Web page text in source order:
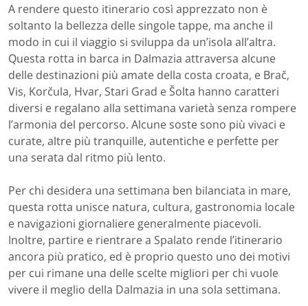
A rendere questo itinerario così apprezzato non è
soltanto la bellezza delle singole tappe, ma anche il
modo in cui il viaggio si sviluppa da un’isola all’altra.
Questa rotta in barca in Dalmazia attraversa alcune
delle destinazioni più amate della costa croata, e Brač,
Vis, Korčula, Hvar, Stari Grad e Šolta hanno caratteri
diversi e regalano alla settimana varietà senza rompere
l’armonia del percorso. Alcune soste sono più vivaci e
curate, altre più tranquille, autentiche e perfette per
una serata dal ritmo più lento.
Per chi desidera una settimana ben bilanciata in mare,
questa rotta unisce natura, cultura, gastronomia locale
e navigazioni giornaliere generalmente piacevoli.
Inoltre, partire e rientrare a Spalato rende l’itinerario
ancora più pratico, ed è proprio questo uno dei motivi
per cui rimane una delle scelte migliori per chi vuole
vivere il meglio della Dalmazia in una sola settimana.